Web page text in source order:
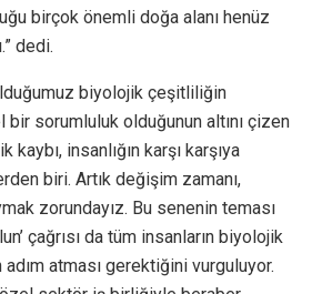
birçok önemli doğa alanı henüz
dedi.
biyolojik çeşitliliğin
bir sorumluluk olduğunun altını çizen
insanlığın karşı karşıya
biri. Artık değişim zamanı,
zorundayız. Bu senenin teması
çağrısı da tüm insanların biyolojik
atması gerektiğini vurguluyor.